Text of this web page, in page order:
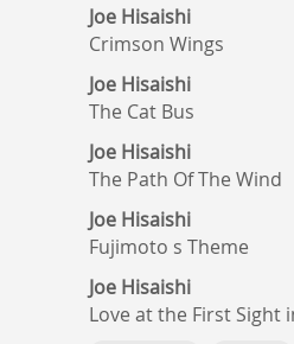
Joe Hisaishi
Crimson Wings
Joe Hisaishi
The Cat Bus
Joe Hisaishi
The Path Of The Wind
Joe Hisaishi
Fujimoto s Theme
Joe Hisaishi
Love at the First Sight